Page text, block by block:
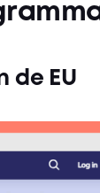
de EU